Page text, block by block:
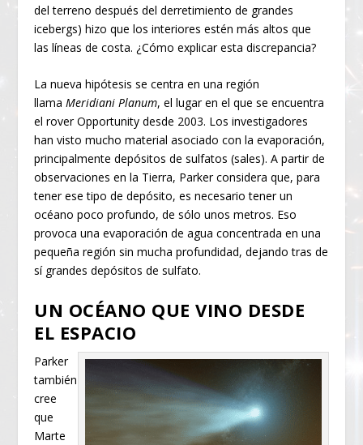
del terreno después del derretimiento de grandes
icebergs) hizo que los interiores estén más altos que
las líneas de costa. ¿Cómo explicar esta discrepancia?
La nueva hipótesis se centra en una región
llamaMeridiani Planum, el lugar en el que se encuentra
el rover Opportunity desde 2003. Los investigadores
han visto mucho material asociado con la evaporación,
principalmente depósitos de sulfatos (sales). A partir de
observaciones en la Tierra, Parker considera que, para
tener ese tipo de depósito, es necesario tener un
océano poco profundo, de sólo unos metros. Eso
provoca una evaporación de agua concentrada en una
pequeña región sin mucha profundidad, dejando tras de
sí grandes depósitos de sulfato.
UN OCÉANO QUE VINO DESDE
EL ESPACIO
Parker
también
cree
que
Marte